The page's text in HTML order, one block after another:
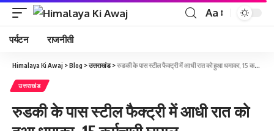
Aa
पर्यटन राजनीती
Himalaya Ki Awaj >Blog >उत्तराखंड>रुडकी के पास स्‍टील फैक्ट्री में आधी रात को हुआ धमाका, 15 कर्मचारी घायल
उत्तराखंड
रुडकी के पास स्‍टील फैक्ट्री में आधी रात को